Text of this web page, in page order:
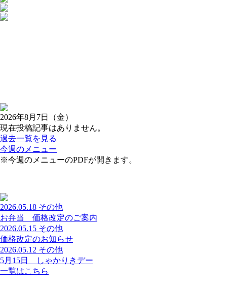
2026年8月7日（金）
現在投稿記事はありません。
過去一覧を見る
今週のメニュー
※今週のメニューのPDFが開きます。
2026.05.18 その他
お弁当 価格改定のご案内
2026.05.15 その他
価格改定のお知らせ
2026.05.12 その他
5月15日 しゃかりきデー
一覧はこちら